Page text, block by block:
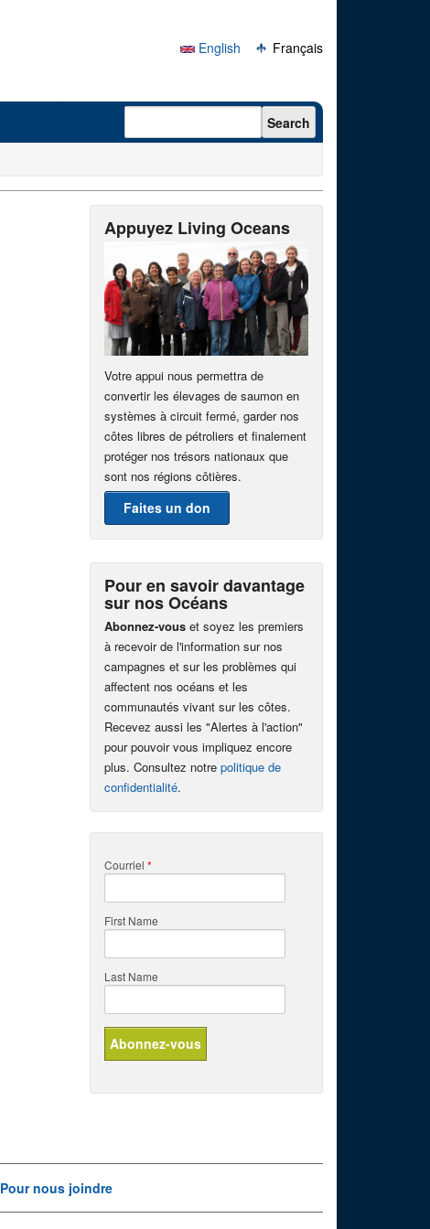
English
Français
Search form Search
Appuyez Living Oceans
Votre appui nous permettra de
convertir les élevages de saumon en
systèmes à circuit fermé, garder nos
côtes libres de pétroliers et finalement
protéger nos trésors nationaux que
sont nos régions côtières.
Faites un don
Pour en savoir davantage
sur nos Océans
Abonnez-vous et soyez les premiers
à recevoir de l'information sur nos
campagnes et sur les problèmes qui
affectent nos océans et les
communautés vivant sur les côtes.
Recevez aussi les "Alertes à l'action"
pour pouvoir vous impliquez encore
plus. Consultez notre politique de
confidentialité.
Courriel *
First Name
Last Name
Pour nous joindre